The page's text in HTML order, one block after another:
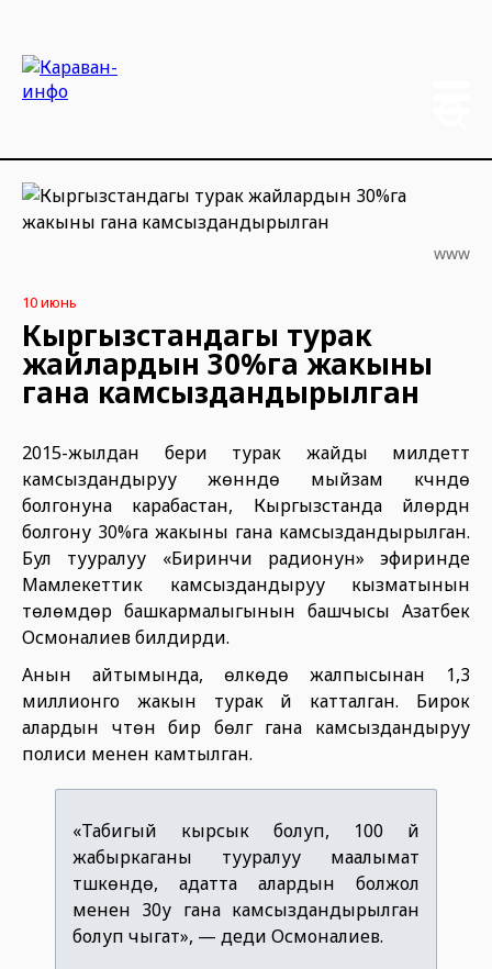
www
10 июнь
Кыргызстандагы турак
жайлардын 30%га жакыны
гана камсыздандырылган
2015-жылдан бери турак жайды милдеттүү
камсыздандыруу жөнүндө мыйзам күчүндө
болгонуна карабастан, Кыргызстанда үйлөрдүн
болгону 30%га жакыны гана камсыздандырылган.
Бул тууралуу «Биринчи радионун» эфиринде
Мамлекеттик камсыздандыруу кызматынын
төлөмдөр башкармалыгынын башчысы Азатбек
Осмоналиев билдирди.
Анын айтымында, өлкөдө жалпысынан 1,3
миллионго жакын турак үй катталган. Бирок
алардын үчтөн бир бөлүгү гана камсыздандыруу
полиси менен камтылган.
«Табигый кырсык болуп, 100 үй
жабыркаганы тууралуу маалымат
түшкөндө, адатта алардын болжол
менен 30у гана камсыздандырылган
болуп чыгат», — деди Осмоналиев.